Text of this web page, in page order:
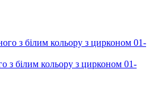
з білим кольору з цирконом 01-